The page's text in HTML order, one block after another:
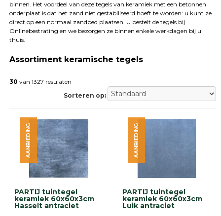
Terrastegels
Tuintegels
Stoeptegels
Buitentegels
Balkontegels
Sierbestrating
Gebakken
bestrating
Trommelstenen
Wildverband
bestrating
Muurelementen
Straatklinkers
Opsluitbanden
Betonbanden
Palissades
binnen. Het voordeel van deze tegels van keramiek met een betonnen
onderplaat is dat het zand niet gestabiliseerd hoeft te worden: u kunt ze
direct op een normaal zandbed plaatsen. U bestelt de tegels bij
Onlinebestrating en we bezorgen ze binnen enkele werkdagen bij u
thuis.
Assortiment keramische tegels
30 van 1327 resulaten
Sorteren op:
PARTIJ tuintegel
keramiek 60x60x3cm
Hasselt antraciet
AANBIEDING
PARTIJ tuintegel
keramiek 60x60x3cm
Luik antraciet
AANBIEDING